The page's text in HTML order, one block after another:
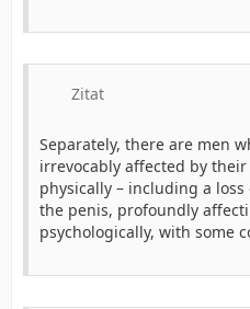
Zitat
Separately, there are men
irrevocably affected by
physically – including a
the penis, profoundly
psychologically, with some